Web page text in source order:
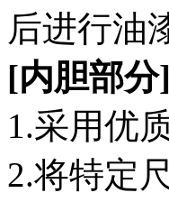
后进行油
[内胆部分]
1.采用优
2.将特定